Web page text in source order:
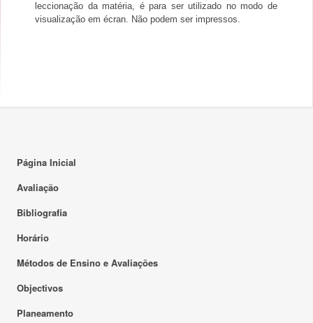
leccionação da matéria, é para ser utilizado no modo de
visualização em écran. Não podem ser impressos.
Página Inicial
Avaliação
Bibliografia
Horário
Métodos de Ensino e Avaliações
Objectivos
Planeamento